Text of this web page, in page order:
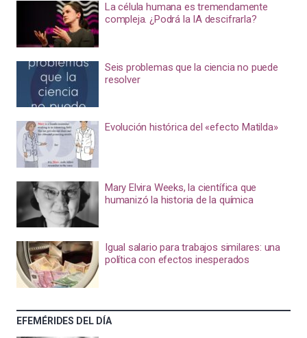
La célula humana es tremendamente
compleja. ¿Podrá la IA descifrarla?
Seis problemas que la ciencia no puede
resolver
Evolución histórica del «efecto Matilda»
Mary Elvira Weeks, la científica que
humanizó la historia de la química
Igual salario para trabajos similares: una
política con efectos inesperados
EFEMÉRIDES DEL DÍA